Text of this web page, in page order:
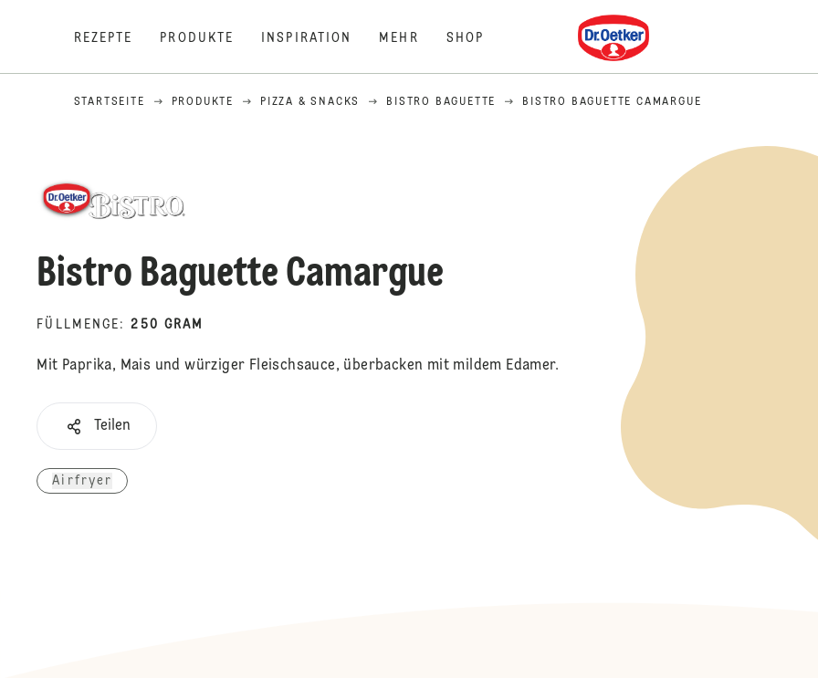
REZEPTE PRODUKTE INSPIRATION MEHR SHOP
Dr. Oetker
STARTSEITE PRODUKTE PIZZA & SNACKS BISTRO BAGUETTE BISTRO BAGUETTE CAMARGUE
Bistro Baguette Camargue
FÜLLMENGE : 250 GRAM
Mit Paprika, Mais und würziger Fleischsauce, überbacken mit mildem Edamer.
Teilen
Airfryer